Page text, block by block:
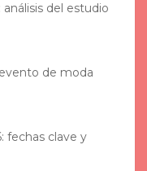
del estudio
de moda
fechas clave y